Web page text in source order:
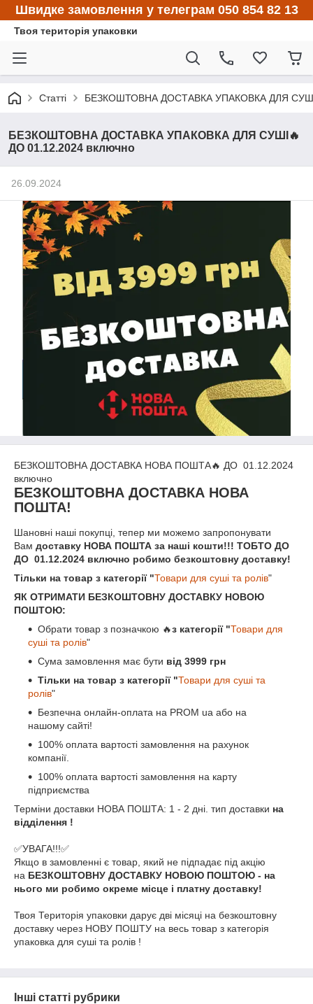
Швидке замовлення у телеграм 050 854 82 13
Твоя територія упаковки
Статті БЕЗКОШТОВНА ДОСТАВКА УПАКОВКА ДЛЯ
БЕЗКОШТОВНА ДОСТАВКА УПАКОВКА ДЛЯ СУШІ🔥
ДО 01.12.2024 включно
26.09.2024
БЕЗКОШТОВНА ДОСТАВКА НОВА ПОШТА🔥 ДО 01.12.2024
включно
БЕЗКОШТОВНА ДОСТАВКА НОВА
ПОШТА!
Шановні наші покупці, тепер ми можемо запропонувати
Вам доставку НОВА ПОШТА за наші кошти!!! ТОБТО ДО
ДО 01.12.2024 включно робимо безкоштовну доставку!
Тільки на товар з категорії "Товари для суші та ролів"
ЯК ОТРИМАТИ БЕЗКОШТОВНУ ДОСТАВКУ НОВОЮ
ПОШТОЮ:
Обрати товар з позначкою 🔥з категорії "Товари для
суші та ролів"
Сума замовлення має бути від 3999 грн
Тільки на товар з категорії "Товари для суші та
ролів"
Безпечна онлайн-оплата на PROM ua або на
нашому сайті!
100% оплата вартості замовлення на рахунок
компанії.
100% оплата вартості замовлення на карту
підприємства
Терміни доставки НОВА ПОШТА: 1 - 2 дні. тип доставки на
відділення !
✅УВАГА!!!✅
Якщо в замовленні є товар, який не підпадає під акцію
на БЕЗКОШТОВНУ ДОСТАВКУ НОВОЮ ПОШТОЮ - на
нього ми робимо окреме місце і платну доставку!
Твоя Територія упаковки дарує дві місяці на безкоштовну
доставку через НОВУ ПОШТУ на весь товар з категорія
упаковка для суші та ролів !
Інші статті рубрики